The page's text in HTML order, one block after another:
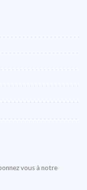
vous à notre